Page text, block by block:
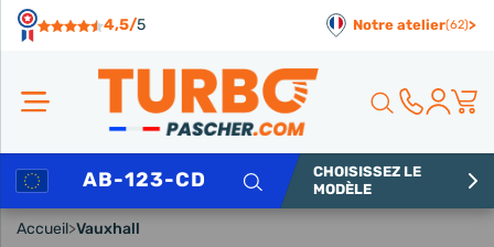
4,5/5 Notre atelier(62)>
Rechercher
CHOISISSEZ LE
MODÈLE
Accueil>Vauxhall
Panneau de gestion des cookies